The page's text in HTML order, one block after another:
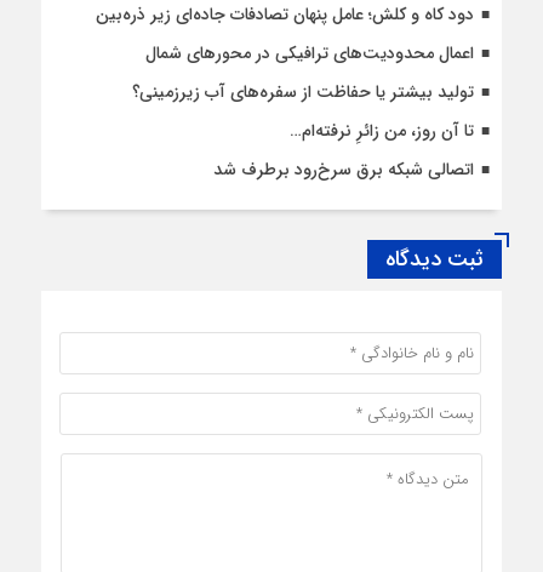
دود کاه و کلش؛ عامل پنهان تصادفات جاده‌ای زیر ذره‌بین
اعمال محدودیت‌‌های ترافیکی در محورهای شمال
تولید بیشتر یا حفاظت از سفره‌های آب زیرزمینی؟
تا آن روز، من زائرِ نرفته‌ام…
اتصالی شبکه برق سرخ‌رود برطرف شد
ثبت دیدگاه